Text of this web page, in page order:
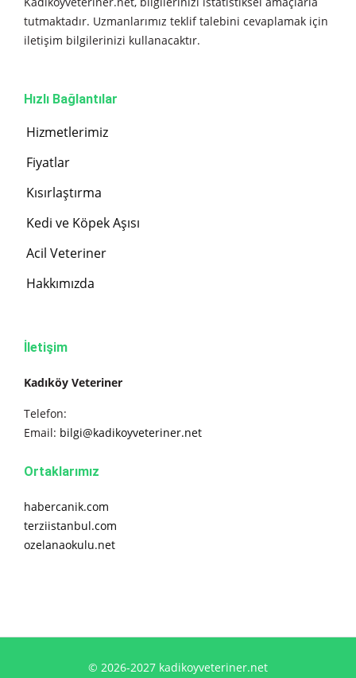
tutmaktadır. Uzmanlarımız teklif talebini cevaplamak için
iletişim bilgilerinizi kullanacaktır.
Hızlı Bağlantılar
Hizmetlerimiz
Fiyatlar
Kısırlaştırma
Kedi ve Köpek Aşısı
Acil Veteriner
Hakkımızda
İletişim
Kadıköy Veteriner
Telefon:
Email: bilgi@kadikoyveteriner.net
Ortaklarımız
habercanik.com
terziistanbul.com
ozelanaokulu.net
© 2026-2027 kadikoyveteriner.net